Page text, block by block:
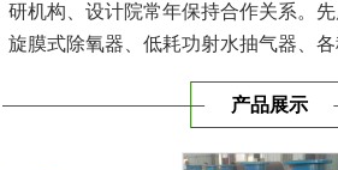
研机构、设计院常年保持合作关系。
旋膜式除氧器、低耗功射水抽气器、
冷油器、空气冷却...[查看详情]产品展示